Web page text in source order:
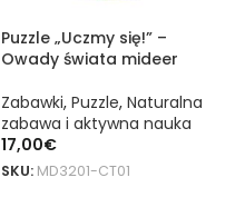
Puzzle „Uczmy się!” –
Owady świata mideer
Zabawki, Puzzle, Naturalna
zabawa i aktywna nauka
17,00€
SKU: MD3201-CT01